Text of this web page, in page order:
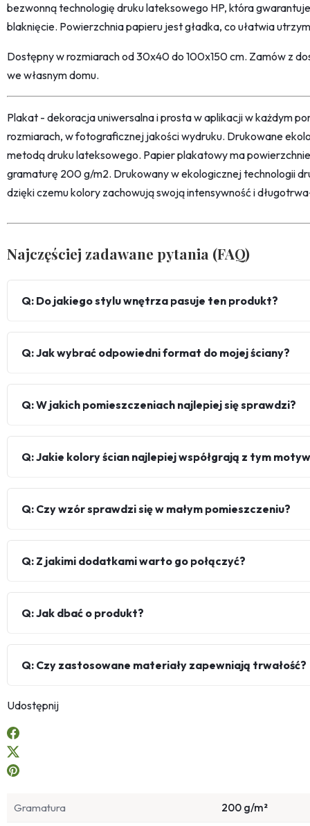
bezwonną technologię druku lateksowego HP, która
blaknięcie. Powierzchnia papieru jest gładka, co ułatwia
Dostępny w rozmiarach od 30x40 do 100x150 cm. Zamów z
we własnym domu.
Plakat - dekoracja uniwersalna i prosta w aplikacji w każdym
rozmiarach, w fotograficznej jakości wydruku. Drukowane
metodą druku lateksowego. Papier plakatowy ma
gramaturę 200 g/m2. Drukowany w ekologicznej technologii
dzięki czemu kolory zachowują swoją intensywność i
Najczęściej zadawane pytania (FAQ)
Q: Do jakiego stylu wnętrza pasuje ten produkt?
Q: Jak wybrać odpowiedni format do mojej ściany?
Q: W jakich pomieszczeniach najlepiej się sprawdzi?
Q: Jakie kolory ścian najlepiej współgrają z tym
Q: Czy wzór sprawdzi się w małym pomieszczeniu?
Q: Z jakimi dodatkami warto go połączyć?
Q: Jak dbać o produkt?
Q: Czy zastosowane materiały zapewniają trwałość?
Udostępnij
Gramatura 200 g/m²